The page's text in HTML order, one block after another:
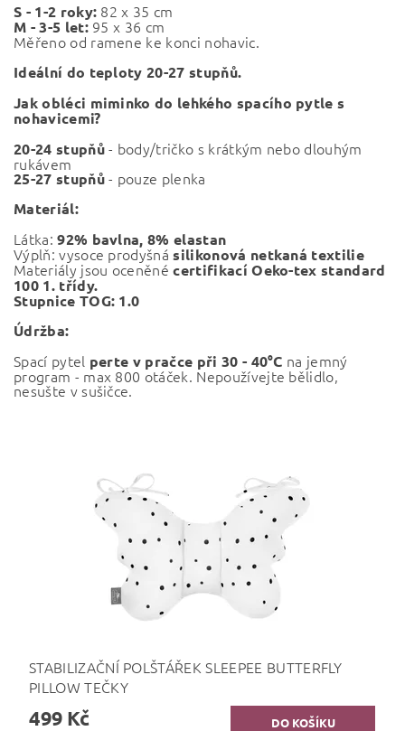
S - 1-2 roky: 82 x 35 cm
M - 3-5 let: 95 x 36 cm
Měřeno od ramene ke konci nohavic.
Ideální do teploty 20-27 stupňů.
Jak obléci miminko do lehkého spacího pytle s
nohavicemi?
20-24 stupňů- body/tričko s krátkým nebo dlouhým
rukávem
25-27 stupňů- pouze plenka
Materiál:
Látka:92% bavlna, 8% elastan
Výplň: vysoce prodyšnásilikonová netkaná textilie
Materiály jsou oceněnécertifikací Oeko-tex standard
100 1. třídy.
Stupnice TOG: 1.0
Údržba:
Spací pytel perte v pračce při 30 - 40°C na jemný
program - max 800 otáček. Nepoužívejte bělidlo,
nesušte v sušičce.
STABILIZAČNÍ POLŠTÁŘEK SLEEPEE BUTTERFLY
PILLOW TEČKY
499 Kč